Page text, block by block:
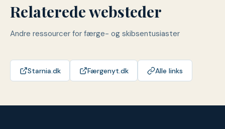
Relaterede websteder
Andre ressourcer for færge- og skibsentusiaster
Starnia.dk Færgenyt.dk Alle links